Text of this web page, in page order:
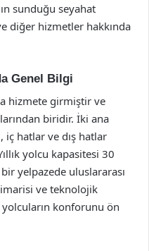
sunduğu seyahat
diğer hizmetler hakkında
Genel Bilgi
hizmete girmiştir ve
biridir. İki ana
iç hatlar ve dış hatlar
yolcu kapasitesi 30
yelpazede uluslararası
ve teknolojik
yolcuların konforunu ön